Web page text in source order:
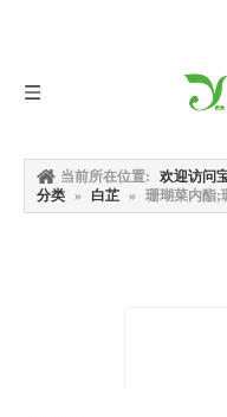
当前所在位置: 欢迎访问
分类 » 白芷 » 珊瑚菜内酯;